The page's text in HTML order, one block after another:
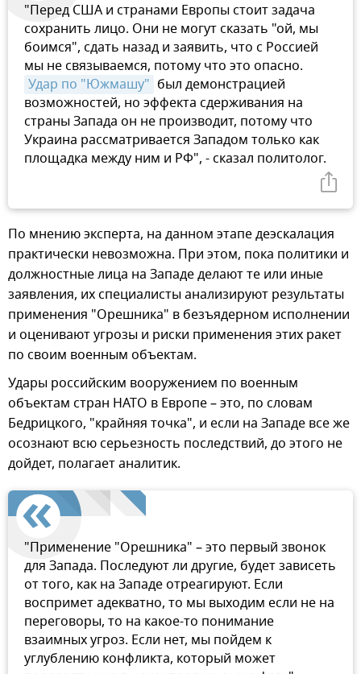
"Перед США и странами Европы стоит задача
сохранить лицо. Они не могут сказать "ой, мы
боимся", сдать назад и заявить, что с Россией
мы не связываемся, потому что это опасно.
Удар по "Южмашу" был демонстрацией
возможностей, но эффекта сдерживания на
страны Запада он не производит, потому что
Украина рассматривается Западом только как
площадка между ним и РФ", - сказал политолог.
По мнению эксперта, на данном этапе деэскалация
практически невозможна. При этом, пока политики и
должностные лица на Западе делают те или иные
заявления, их специалисты анализируют результаты
применения "Орешника" в безъядерном исполнении
и оценивают угрозы и риски применения этих ракет
по своим военным объектам.
Удары российским вооружением по военным
объектам стран НАТО в Европе – это, по словам
Бедрицкого, "крайняя точка", и если на Западе все же
осознают всю серьезность последствий, до этого не
дойдет, полагает аналитик.
"Применение "Орешника" – это первый звонок
для Запада. Последуют ли другие, будет зависеть
от того, как на Западе отреагируют. Если
воспримет адекватно, то мы выходим если не на
переговоры, то на какое-то понимание
взаимных угроз. Если нет, мы пойдем к
углублению конфликта, который может